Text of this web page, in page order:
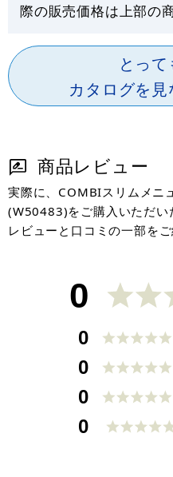
際の販売価格は上部の
とって
カタログを
商品レビュー
実際に、COMBIスリムメニ
(W50483)をご購入いただい
レビューと口コミの一部をご
0
0
0
0
0